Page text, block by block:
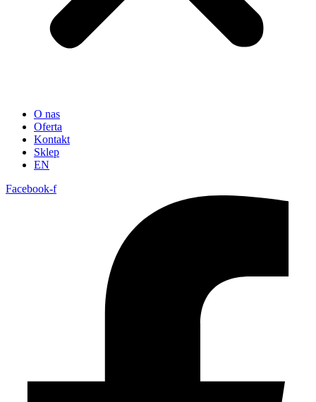
O nas
Oferta
Kontakt
Sklep
EN
Facebook-f